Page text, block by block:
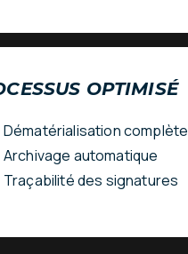
OPTIMISÉ
Dématérialisation complète
Archivage automatique
Traçabilité des signatures